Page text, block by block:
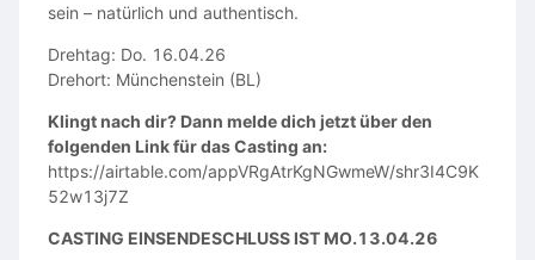
sein – natürlich und authentisch.
Drehtag: Do. 16.04.26
Drehort: Münchenstein (BL)
Klingt nach dir? Dann melde dich jetzt über den
folgenden Link für das Casting an:
https://airtable.com/appVRgAtrKgNGwmeW/shr3I4C9K
52w13j7Z
CASTING EINSENDESCHLUSS IST MO.13.04.26